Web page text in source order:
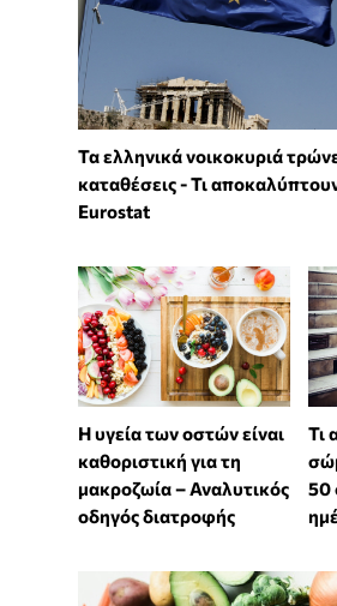
Τα ελληνικά νοικοκυριά
καταθέσεις - Τι
Eurostat
Η υγεία των οστών είναι
καθοριστική για τη
μακροζωία – Αναλυτικός
οδηγός διατροφής
Τι
50